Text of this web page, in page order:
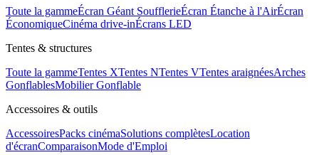
Toute la gammeÉcran Géant SoufflerieÉcran Étanche à l'AirÉcran
ÉconomiqueCinéma drive-inÉcrans LED
Tentes & structures
Toute la gammeTentes XTentes NTentes VTentes araignéesArches
GonflablesMobilier Gonflable
Accessoires & outils
AccessoiresPacks cinémaSolutions complètesLocation
d'écranComparaisonMode d'Emploi